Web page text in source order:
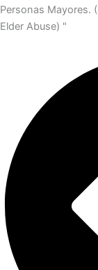
Personas Mayores.
Elder Abuse) "